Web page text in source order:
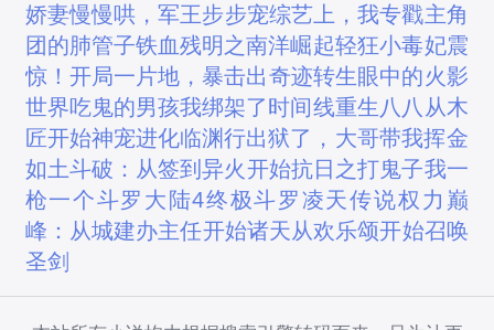
娇妻慢慢哄，军王步步宠综艺上，我专戳主角
团的肺管子铁血残明之南洋崛起轻狂小毒妃震
惊！开局一片地，暴击出奇迹转生眼中的火影
世界吃鬼的男孩我绑架了时间线重生八八从木
匠开始神宠进化临渊行出狱了，大哥带我挥金
如土斗破：从签到异火开始抗日之打鬼子我一
枪一个斗罗大陆4终极斗罗凌天传说权力巅
峰：从城建办主任开始诸天从欢乐颂开始召唤
圣剑